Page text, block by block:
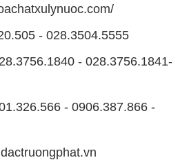
- 028.3504.5555
- 028.3756.1841-
- 0906.387.866 -